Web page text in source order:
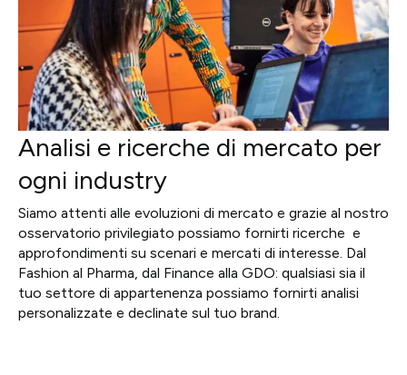
Analisi e ricerche di mercato per
ogni industry
Siamo attenti alle evoluzioni di mercato e grazie al nostro
osservatorio privilegiato possiamo fornirti ricerche e
approfondimenti su scenari e mercati di interesse. Dal
Fashion al Pharma, dal Finance alla GDO: qualsiasi sia il
tuo settore di appartenenza possiamo fornirti analisi
personalizzate e declinate sul tuo brand.